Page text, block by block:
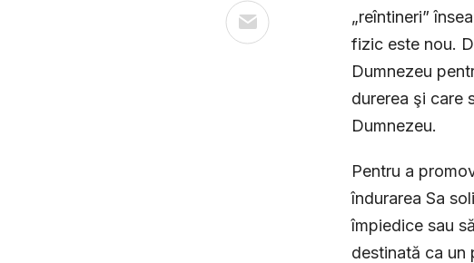
„reîntineri”
fizic este nou.
Dumnezeu
durerea şi care
Dumnezeu.
Pentru a
îndurarea Sa
împiedice sau
destinată ca un